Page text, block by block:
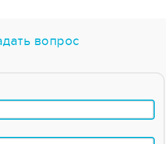
вопрос